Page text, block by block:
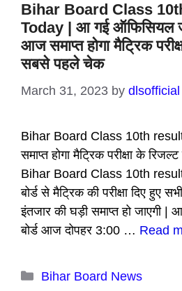
Bihar Board Class
Today | आ गई ऑफिसियल
आज समाप्त होगा मैट्रिक
सबसे पहले चेक
March 31, 2023 by dlsofficial
Bihar Board Class 10th
समाप्त होगा मैट्रिक परीक्षा के
Bihar Board Class 10th result
बोर्ड से मैट्रिक की परीक्षा दिए हुए
इंतजार की घड़ी समाप्त हो जाएगी |
बोर्ड आज दोपहर 3:00 … Read
Categories
Bihar Board News